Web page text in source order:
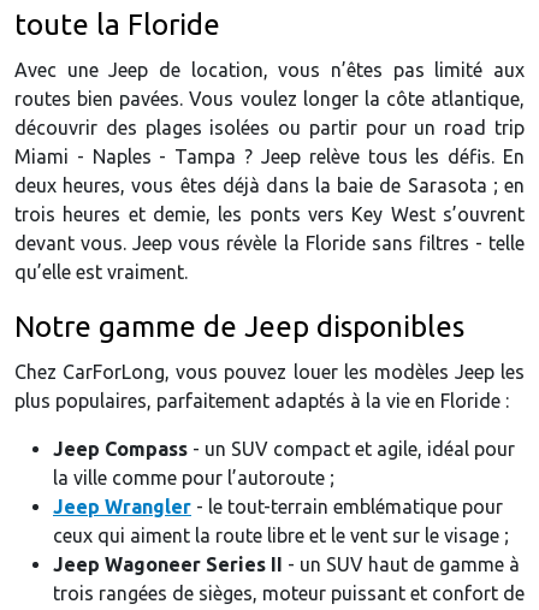
toute la Floride
Avec une Jeep de location, vous n’êtes pas limité aux
routes bien pavées. Vous voulez longer la côte atlantique,
découvrir des plages isolées ou partir pour un road trip
Miami - Naples - Tampa ? Jeep relève tous les défis. En
deux heures, vous êtes déjà dans la baie de Sarasota ; en
trois heures et demie, les ponts vers Key West s’ouvrent
devant vous. Jeep vous révèle la Floride sans filtres - telle
qu’elle est vraiment.
Notre gamme de Jeep disponibles
Chez CarForLong, vous pouvez louer les modèles Jeep les
plus populaires, parfaitement adaptés à la vie en Floride :
Jeep Compass - un SUV compact et agile, idéal pour
la ville comme pour l’autoroute ;
Jeep Wrangler - le tout-terrain emblématique pour
ceux qui aiment la route libre et le vent sur le visage ;
Jeep Wagoneer Series II - un SUV haut de gamme à
trois rangées de sièges, moteur puissant et confort de